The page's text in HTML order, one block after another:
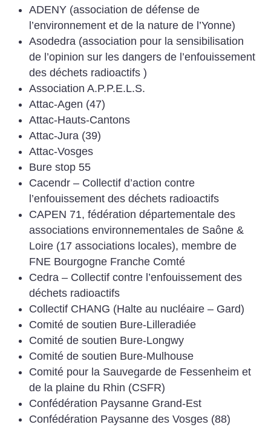
ADENY (association de défense de
l’environnement et de la nature de l’Yonne)
Asodedra (association pour la sensibilisation
de l’opinion sur les dangers de l’enfouissement
des déchets radioactifs )
Association A.P.P.E.L.S.
Attac-Agen (47)
Attac-Hauts-Cantons
Attac-Jura (39)
Attac-Vosges
Bure stop 55
Cacendr – Collectif d’action contre
l’enfouissement des déchets radioactifs
CAPEN 71, fédération départementale des
associations environnementales de Saône &
Loire (17 associations locales), membre de
FNE Bourgogne Franche Comté
Cedra – Collectif contre l’enfouissement des
déchets radioactifs
Collectif CHANG (Halte au nucléaire – Gard)
Comité de soutien Bure-Lilleradiée
Comité de soutien Bure-Longwy
Comité de soutien Bure-Mulhouse
Comité pour la Sauvegarde de Fessenheim et
de la plaine du Rhin (CSFR)
Confédération Paysanne Grand-Est
Confédération Paysanne des Vosges (88)